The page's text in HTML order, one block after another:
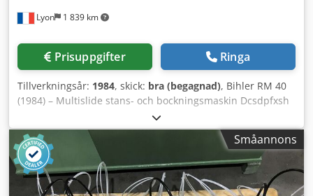
Lyon 1 839 km
Prisuppgifter Ringa
Tillverkningsår: 1984, skick: bra (begagnad), Bihler RM 40
(1984) – Multislide stans- och bockningsmaskin Dcsdpfxsh
T Ulyj Akwjk Maskinen visas här med 5 axlar, men en sjätte
axel finns tillgänglig. Flera avspolningsenheter för band
eller tråd medföljer. Maskinen är utrustad med 8-tons
press och 5 eller 6 axlar – hydraulisk fastspänning för tråd
eller band. En av maskinerna är utrustad med ett extra
matningssystem bakifrån, genom centrumhålet.
Småannons